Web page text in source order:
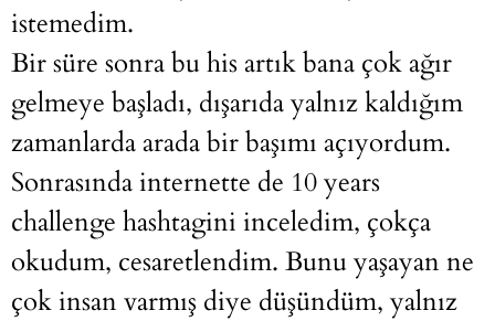
istemedim.
Bir süre sonra bu his artık bana çok ağır
gelmeye başladı, dışarıda yalnız kaldığım
zamanlarda arada bir başımı açıyordum.
Sonrasında internette de 10 years
challenge hashtagini inceledim, çokça
okudum, cesaretlendim. Bunu yaşayan ne
çok insan varmış diye düşündüm, yalnız